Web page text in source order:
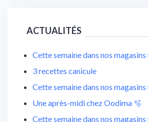
ACTUALITÉS
Cette semaine dans nos
3 recettes canicule
Cette semaine dans nos
Une après-midi chez Oodima 🫧
Cette semaine dans nos